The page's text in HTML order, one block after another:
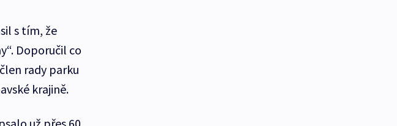
s tím, že
Doporučil co
rady parku
krajině.